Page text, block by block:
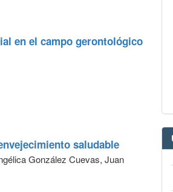
en el campo gerontológico
saludable
González Cuevas, Juan